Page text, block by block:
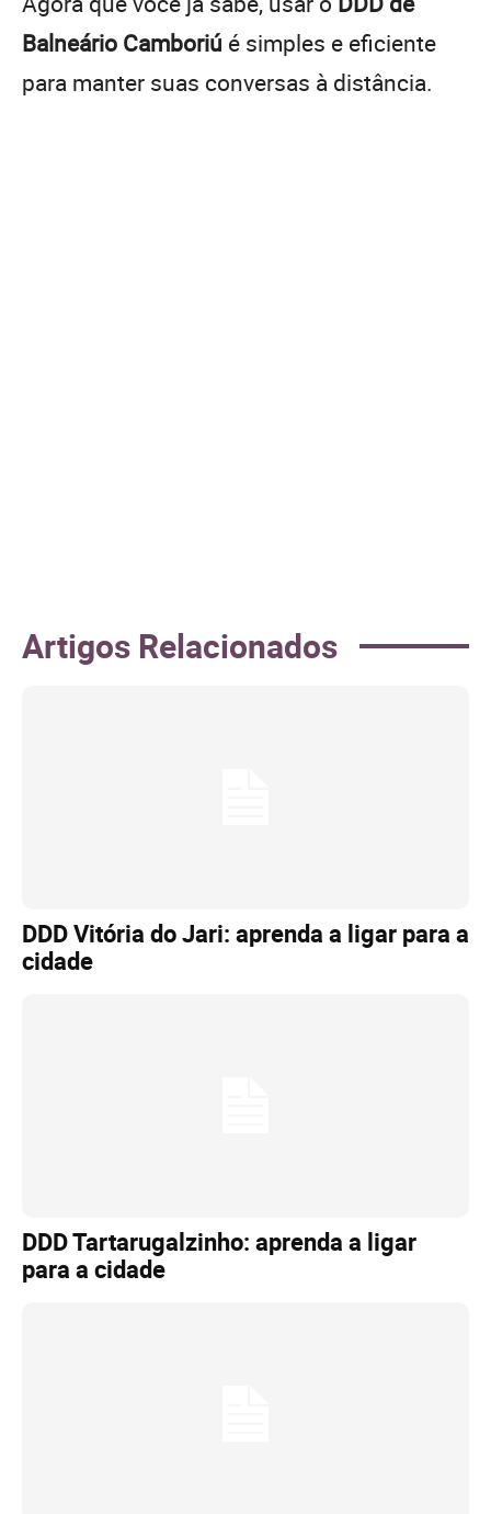
Balneário Camboriú é simples e eficiente
para manter suas conversas à distância.
Artigos Relacionados
DDD Vitória do Jari: aprenda a ligar para a
cidade
DDD Tartarugalzinho: aprenda a ligar
para a cidade